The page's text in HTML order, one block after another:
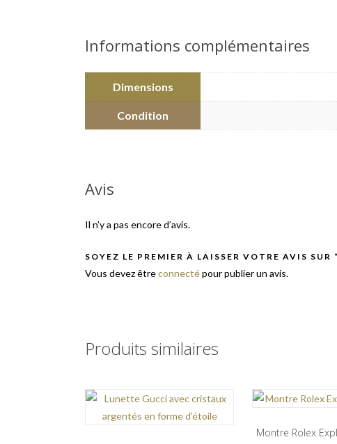
Informations complémentaires
Dimensions
Condition
Avis
Il n’y a pas encore d’avis.
SOYEZ LE PREMIER À LAISSER VOTRE AVIS
Vous devez êtreconnectépour publier un avis.
Produits similaires
Montre Rolex